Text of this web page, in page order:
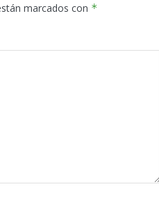
marcados con *